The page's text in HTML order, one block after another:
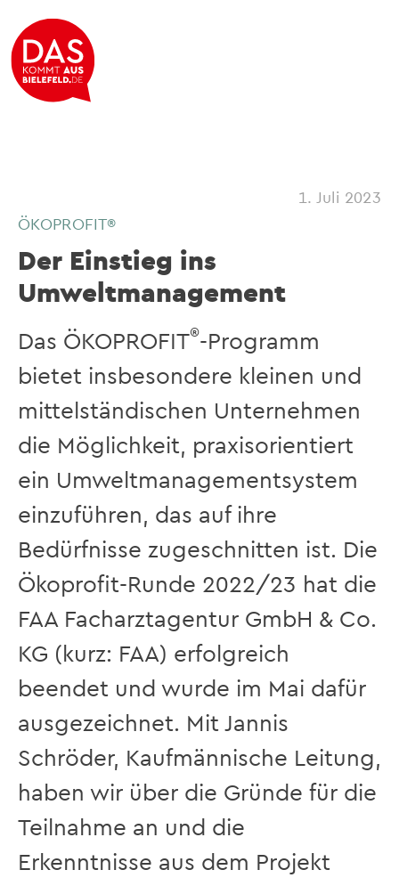
1. Juli 2023
ÖKOPROFIT®
Der Einstieg ins
Umweltmanagement
Das ÖKOPROFIT®-Programm
bietet insbesondere kleinen und
mittelständischen Unternehmen
die Möglichkeit, praxisorientiert
ein Umweltmanagementsystem
einzuführen, das auf ihre
Bedürfnisse zugeschnitten ist. Die
Ökoprofit-Runde 2022/23 hat die
FAA Facharztagentur GmbH & Co.
KG (kurz: FAA) erfolgreich
beendet und wurde im Mai dafür
ausgezeichnet. Mit Jannis
Schröder, Kaufmännische Leitung,
haben wir über die Gründe für die
Teilnahme an und die
Erkenntnisse aus dem Projekt